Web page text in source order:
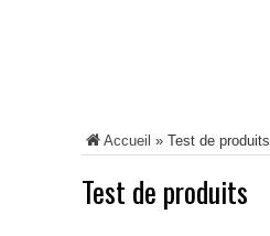
Accueil » Test de produits
Test de produits